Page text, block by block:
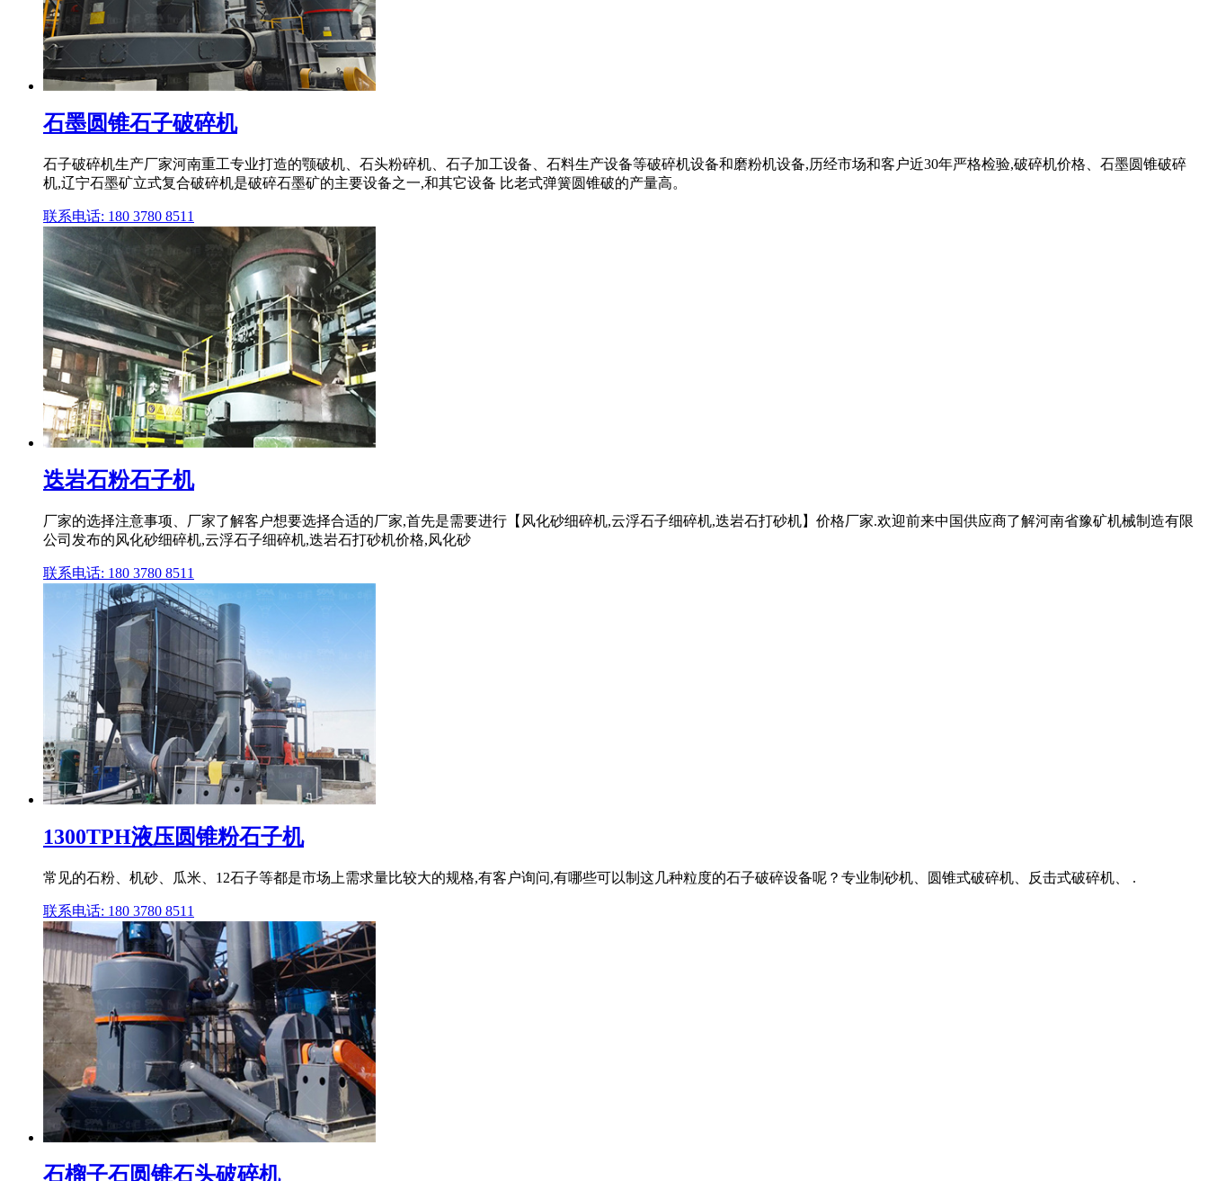
石墨圆锥石子破碎机
石子破碎机生产厂家河南重工专业打造的颚破机、石头粉碎机、石子加工设备、石料生产设备等破碎机设备和磨粉机设备,历经市场和客户近30年严格检验,破碎机价格、石墨圆锥破碎
机,辽宁石墨矿立式复合破碎机是破碎石墨矿的主要设备之一,和其它设备 比老式弹簧圆锥破的产量高。
联系电话: 180 3780 8511
迭岩石粉石子机
厂家的选择注意事项、厂家了解客户想要选择合适的厂家,首先是需要进行【风化砂细碎机,云浮石子细碎机,迭岩石打砂机】价格厂家.欢迎前来中国供应商了解河南省豫矿机械制造有限
公司发布的风化砂细碎机,云浮石子细碎机,迭岩石打砂机价格,风化砂
联系电话: 180 3780 8511
1300TPH液压圆锥粉石子机
常见的石粉、机砂、瓜米、12石子等都是市场上需求量比较大的规格,有客户询问,有哪些可以制这几种粒度的石子破碎设备呢？专业制砂机、圆锥式破碎机、反击式破碎机、 .
联系电话: 180 3780 8511
石榴子石圆锥石头破碎机